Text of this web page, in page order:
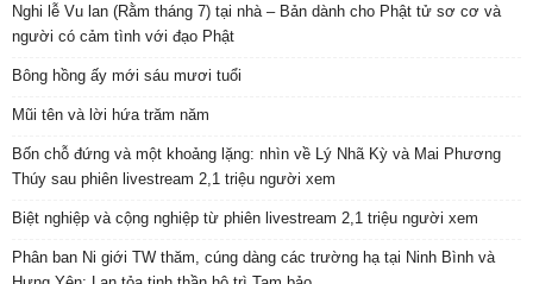
Nghi lễ Vu lan (Rằm tháng 7) tại nhà – Bản dành cho Phật tử sơ cơ và
người có cảm tình với đạo Phật
Bông hồng ấy mới sáu mươi tuổi
Mũi tên và lời hứa trăm năm
Bốn chỗ đứng và một khoảng lặng: nhìn về Lý Nhã Kỳ và Mai Phương
Thúy sau phiên livestream 2,1 triệu người xem
Biệt nghiệp và cộng nghiệp từ phiên livestream 2,1 triệu người xem
Phân ban Ni giới TW thăm, cúng dàng các trường hạ tại Ninh Bình và